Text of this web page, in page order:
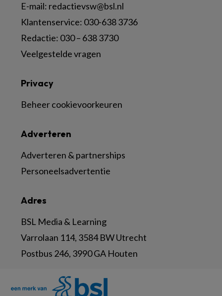
E-mail: redactievsw@bsl.nl
Klantenservice: 030-638 3736
Redactie: 030 – 638 3730
Veelgestelde vragen
Adres
BSL Media & Learning
Varrolaan 114, 3584 BW Utrecht
Postbus 246, 3990 GA Houten
Adverteren
Adverteren & partnerships
Personeelsadvertentie
Privacy
Beheer cookievoorkeuren